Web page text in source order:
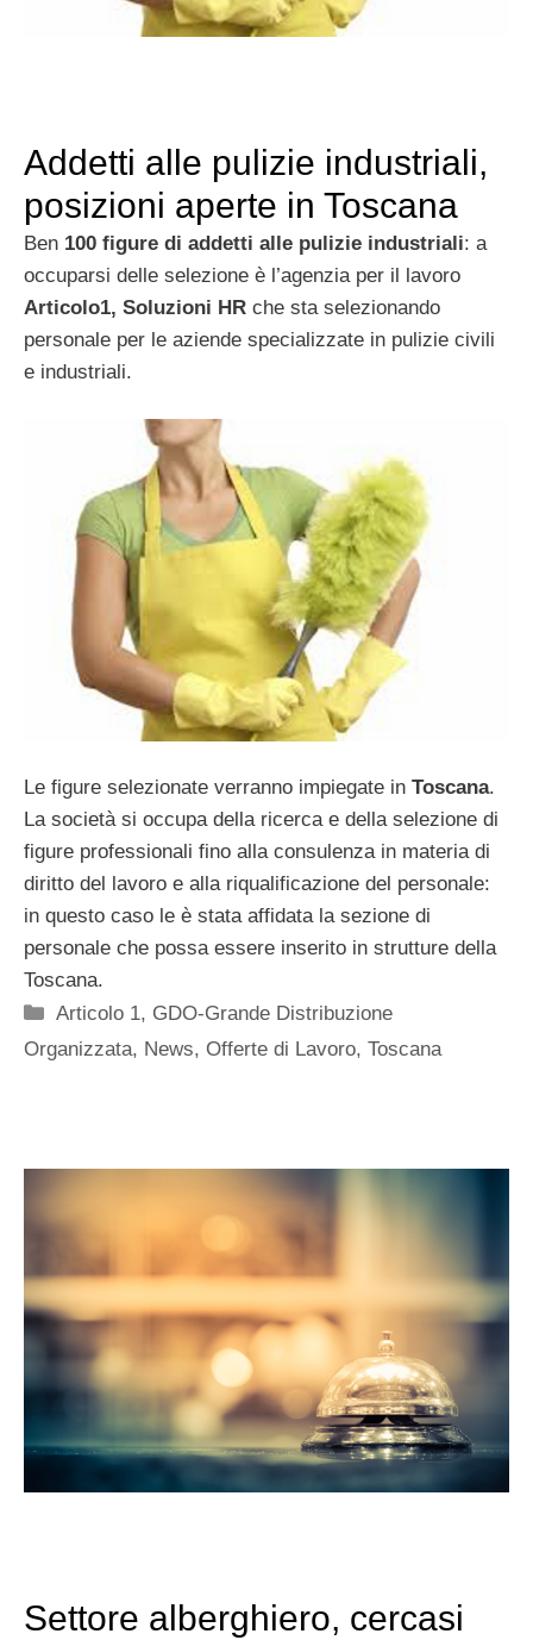
Addetti alle pulizie industriali,
posizioni aperte in Toscana
Ben 100 figure di addetti alle pulizie industriali: a
occuparsi delle selezione è l’agenzia per il lavoro
Articolo1, Soluzioni HR che sta selezionando
personale per le aziende specializzate in pulizie civili
e industriali.
Le figure selezionate verranno impiegate in Toscana.
La società si occupa della ricerca e della selezione di
figure professionali fino alla consulenza in materia di
diritto del lavoro e alla riqualificazione del personale:
in questo caso le è stata affidata la sezione di
personale che possa essere inserito in strutture della
Toscana.
Categorie
Articolo 1, GDO-Grande Distribuzione
Organizzata, News, Offerte di Lavoro, Toscana
Settore alberghiero, cercasi